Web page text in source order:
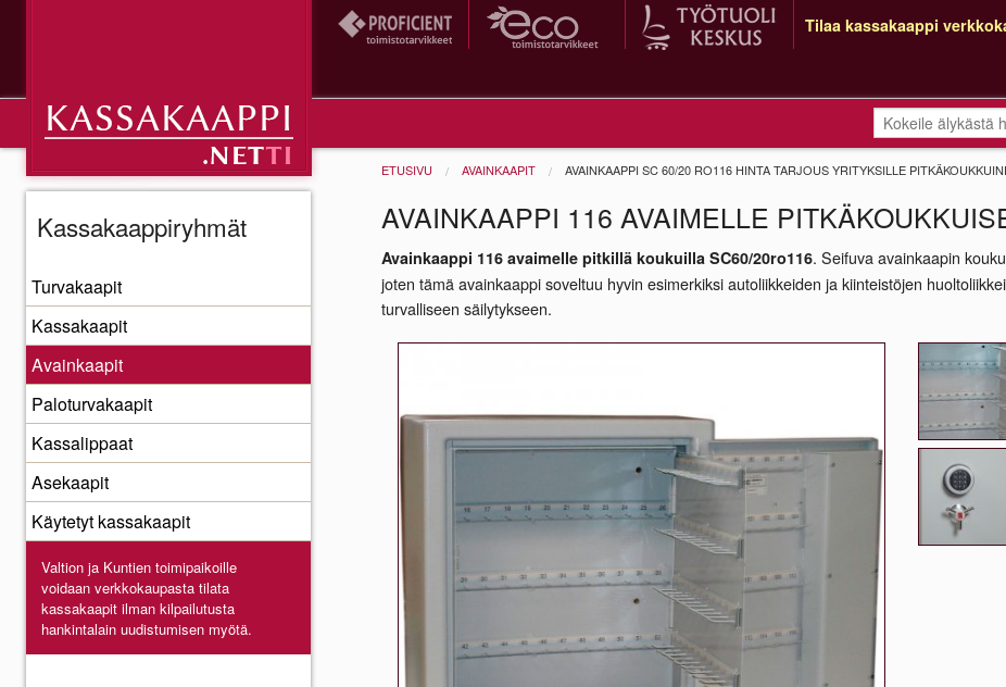
Tilaa kassakaappi
Kassakaappiryhmät
Turvakaapit
Kassakaapit
Avainkaapit
Paloturvakaapit
Kassalippaat
Asekaapit
Käytetyt kassakaapit
Valtion ja Kuntien toimipaikoille
voidaan verkkokaupasta tilata
kassakaapit ilman kilpailutusta
hankintalain uudistumisen myötä.
ETUSIVU AVAINKAAPIT AVAINKAAPPI SC 60/20 RO116 HINTA TARJOUS YRITYKSILLE
AVAINKAAPPI 116 AVAIMELLE
Avainkaappi 116 avaimelle pitkillä koukuilla SC60/20ro116. Seifuva avainkaapin
joten tämä avainkaappi soveltuu hyvin esimerkiksi autoliikkeiden ja kiinteistöjen
turvalliseen säilytykseen.